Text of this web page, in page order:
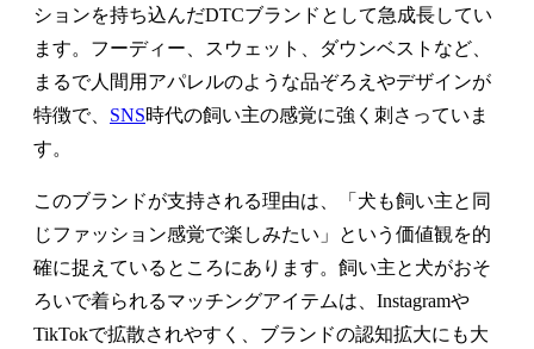
ションを持ち込んだDTCブランドとして急成長してい
ます。フーディー、スウェット、ダウンベストなど、
まるで人間用アパレルのような品ぞろえやデザインが
特徴で、 SNS時代の飼い主の感覚に強く刺さっていま
す。
このブランドが支持される理由は、「犬も飼い主と同
じファッション感覚で楽しみたい」という価値観を的
確に捉えているところにあります。飼い主と犬がおそ
ろいで着られるマッチングアイテムは、Instagramや
TikTokで拡散されやすく、ブランドの認知拡大にも大